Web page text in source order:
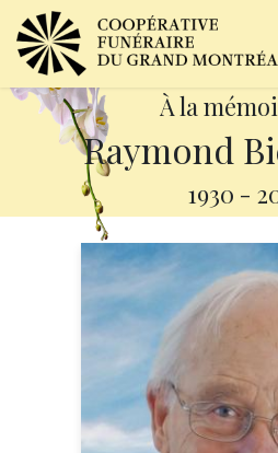
À la
Raymond
1930 -